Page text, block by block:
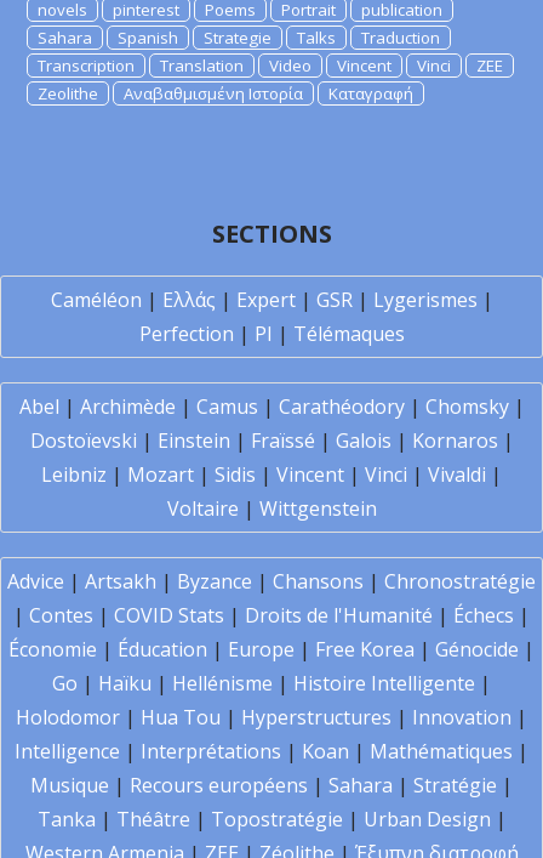
novels
pinterest Poems Portrait
publication
Sahara
Spanish Strategie Talks
Traduction
Transcription
Translation Video Vincent Vinci
ZEE
Zeolithe
Αναβαθμισμένη Ιστορία Καταγραφή
SECTIONS
Caméléon | Ελλάς | Expert| GSR| Lygerismes |
Perfection | PI | Télémaques
Abel | Archimède | Camus | Carathéodory| Chomsky|
Dostoïevski | Einstein | Fraïssé | Galois | Kornaros |
Leibniz | Mozart | Sidis | Vincent | Vinci | Vivaldi |
Voltaire | Wittgenstein
Advice | Artsakh | Byzance | Chansons | Chronostratégie
| Contes | COVID Stats | Droits de l'Humanité | Échecs |
Économie | Éducation | Europe | Free Korea | Génocide |
Go | Haïku | Hellénisme | Histoire Intelligente |
Holodomor | Hua Tou | Hyperstructures | Innovation |
Intelligence | Interprétations | Koan | Mathématiques |
Musique | Recours européens | Sahara | Stratégie |
Tanka | Théâtre | Topostratégie | Urban Design |